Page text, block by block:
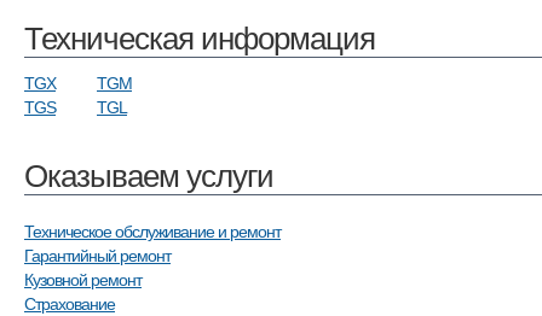
Техническая информация
TGX
TGM
TGS
TGL
Оказываем услуги
Техническое обслуживание и ремонт
Гарантийный ремонт
Кузовной ремонт
Страхование